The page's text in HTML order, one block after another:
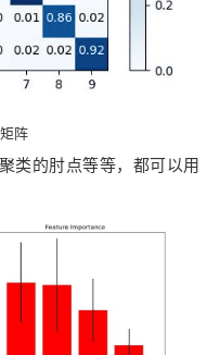
阵
类的肘点等等，都可以用